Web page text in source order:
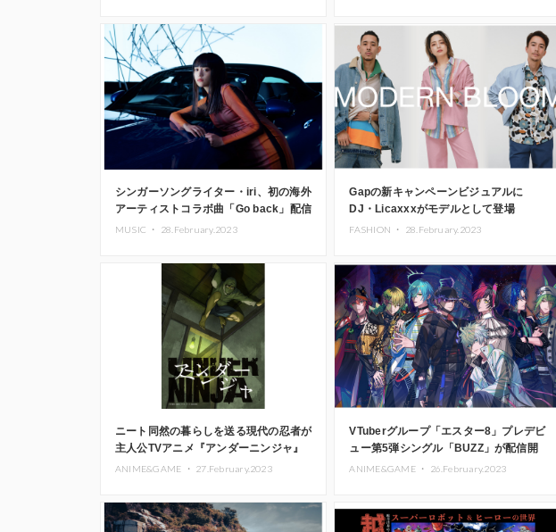
シンガーソングライター・iri、初の海外
アーティストコラボ曲「Go back」配信
スタート
MUSIC ・ 28.February.2023
Gapの新キャンペーンビジュアルに
DJ・Licaxxxがモデルとして登場
FASHION ・ 28.February.2023
ニート同然の暮らしを送る現代の忍者が
主人公TVアニメ『アンダーニンジャ』
が今年10月より放送開始
ANIME&GAME ・ 27.February.2023
VTuberグループ「エスター8」プレデビ
ュー第5弾シングル「BUZZ」が配信開
始！メンバーからのコメントも到着
ANIME&GAME ・ 26.February.2023